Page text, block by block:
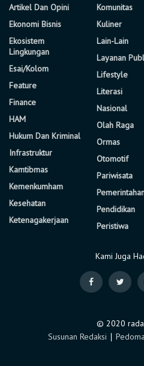
Artikel Dan Opini
Ekonomi Bisnis
Ekosistem
Lingkungan
Esai/Kolom
Feature
Finance
HAM
Hukum Dan Kriminal
Infrastruktur
Kamtibmas
Kemenkumham
Kesehatan
Ketenagakerjaan
Komunitas
Kuliner
Lain-Lain
Layanan
Lifestyle
Literasi
Nasional
Olah Raga
Ormas
Otomotif
Pariwisata
Pendidikan
Peristiwa
Kami Juga
© 2020
Susunan Redaksi ∣